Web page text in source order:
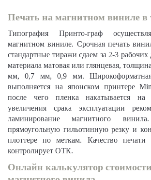
Печать на магнитном виниле в
Типография Принто-граф
магнитном виниле. Срочная печать
стандартные тиражи сдаем за 2-3
материала матовая или глянцевая,
мм, 0,7 мм, 0,9 мм. Широкоформатная
выполняется на японском принтере
после чего пленка накатывается на
увеличения срака эксплуатации
ламинирование магнитного
прямоугольную гильотинную резку и
плоттере по меткам. Качество печати
контролирует ОТК.
Онлайн калькулятор